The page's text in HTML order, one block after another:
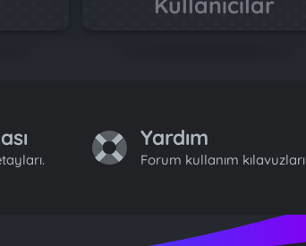
Yardım
Forum kullanım kılavuzları